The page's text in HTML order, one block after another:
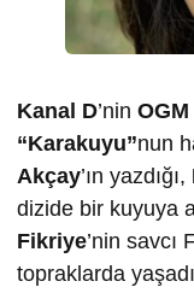
Kanal D’nin
“Karakuyu”nun
Akçay’ın yazdığı,
dizide bir kuyuya
Fikriye’nin savcı
topraklarda